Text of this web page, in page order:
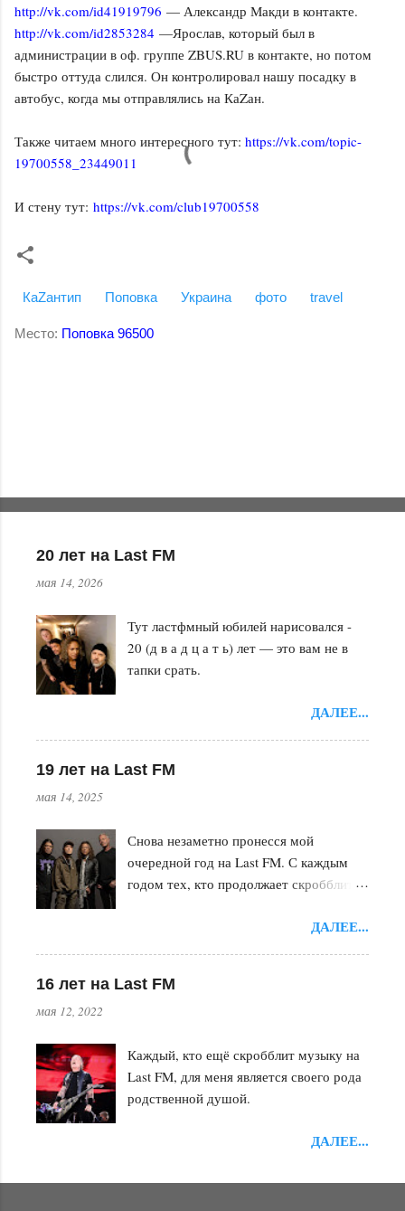
http://vk.com/id41919796 — Александр Макди в контакте.
http://vk.com/id2853284 —Ярослав, который был в
администрации в оф. группе ZBUS.RU в контакте, но потом
быстро оттуда слился. Он контролировал нашу посадку в
автобус, когда мы отправлялись на КаZан.
Также читаем много интересного тут: https://vk.com/topic-
19700558_23449011
И стену тут: https://vk.com/club19700558
КаZантип Поповка Украина фото travel
Место: Поповка 96500
н
а
и
20 лет на Last FM
мая 14, 2026
Тут ластфмный юбилей нарисовался -
20 (д в а д ц а т ь) лет — это вам не в
тапки срать.
ДАЛЕЕ...
19 лет на Last FM
мая 14, 2025
Снова незаметно пронесся мой
очередной год на Last FM. С каждым
годом тех, кто продолжает скробблить
таких людей в красную книгу заносить.
ДАЛЕЕ...
16 лет на Last FM
мая 12, 2022
Каждый, кто ещё скробблит музыку на
Last FM, для меня является своего рода
родственной душой.
ДАЛЕЕ...